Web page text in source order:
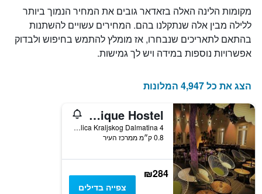
הימים
שנותרו
עד
למועד
השהות
כולל
ציר
Y
המציג
את
מחיר
הממוצע
של
חדר
מקומות הלינה האלה בזאדאר גובים את המחיר הנמוך ביותר
ללילה מבין אלה שנתקלנו בהם. המחירים עשויים להשתנות
בהתאם לתאריכים שנבחרו, אז מומלץ להתמש בחיפוש ולבדוק
אפשרויות נוספות במידה ויש לך גמישות.
הצג את כל 4,947 המלונות
Downtown Boutique Hostel
4 Ulica Kraljskog Dalmatina, זאדאר, קרואטיה
0.8 ק״מ ממרכז העיר
₪284
צפייה בדילים